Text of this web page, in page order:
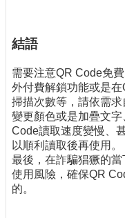
結語
需要注意QR Code免
外付費解鎖功能或是
掃描次數等，請依需求
變更顏色或是加疊文
Code讀取速度變慢、
以順利讀取後再使用。
最後，在詐騙猖獗的
使用風險，確保QR
的。